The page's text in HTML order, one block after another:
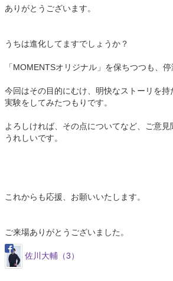
ありがとうございます。
うちは進化してますでしょうか？
「MOMENTSオリジナル」を保ちつつも、停
今回はその目的にむけ、明快なストーリを持
実験をしてみたつもりです。
よろしければ、その点についてなど、ご意
うれしいです。
これからも応援、お願いいたします。
ご来場ありがとうございました。
佐川大輔（3）